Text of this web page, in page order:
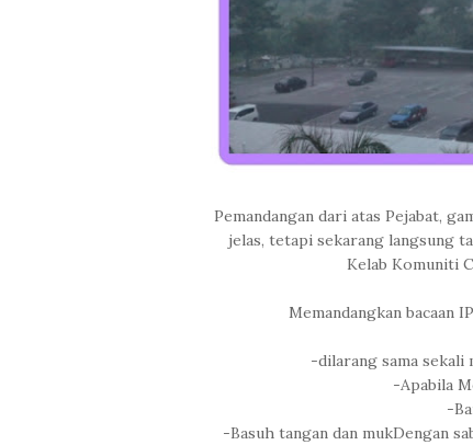
Pemandangan dari atas Pejabat,
jelas, tetapi sekarang langsung
Kelab Komuniti
Memandangkan bacaan
-dilarang sama sekali
-Apabila
-
-Basuh tangan dan mukDengan